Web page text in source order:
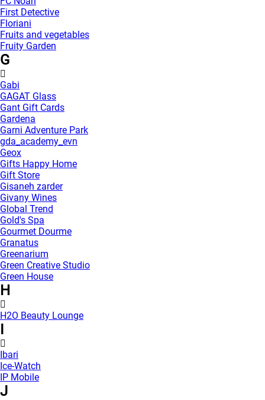
First Detective
Floriani
Fruits and vegetables
Fruity Garden
G
Gabi
GAGAT Glass
Gant Gift Cards
Gardena
Garni Adventure Park
gda_academy_evn
Geox
Gifts Happy Home
Gift Store
Gisaneh zarder
Givany Wines
Global Trend
Gold's Spa
Gourmet Dourme
Granatus
Greenarium
Green Creative Studio
Green House
H
H2O Beauty Lounge
Ibari
Ice-Watch
IP Mobile
J